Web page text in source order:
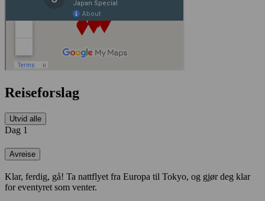
Reiseforslag
Utvid alle
Dag 1
Avreise
Klar, ferdig, gå! Ta nattflyet fra Europa til Tokyo, og gjør deg klar
for eventyret som venter.